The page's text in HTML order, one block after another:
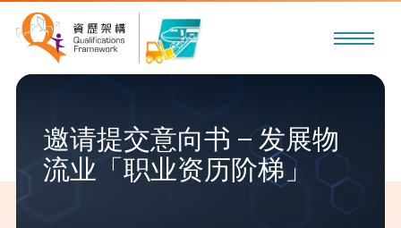
邀请提交意向书 – 发展物
流业「职业资历阶梯」